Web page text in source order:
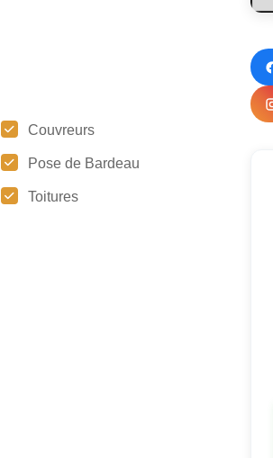
Couvreurs
Pose de Bardeau
Toitures